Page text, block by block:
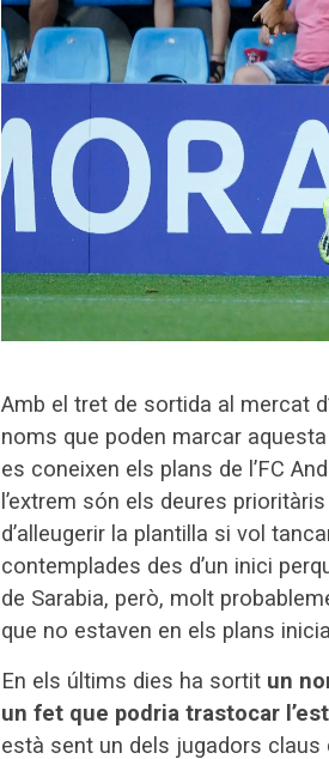
Amb el tret de sortida al mercat
noms que poden marcar
es coneixen els plans de l’FC
l’extrem són els deures
d’alleugerir la plantilla si vol
contemplades des d’un inici
de Sarabia, però, molt
que no estaven en els plans
En els últims dies ha sortit un
un fet que podria trastocar
està sent un dels jugadors